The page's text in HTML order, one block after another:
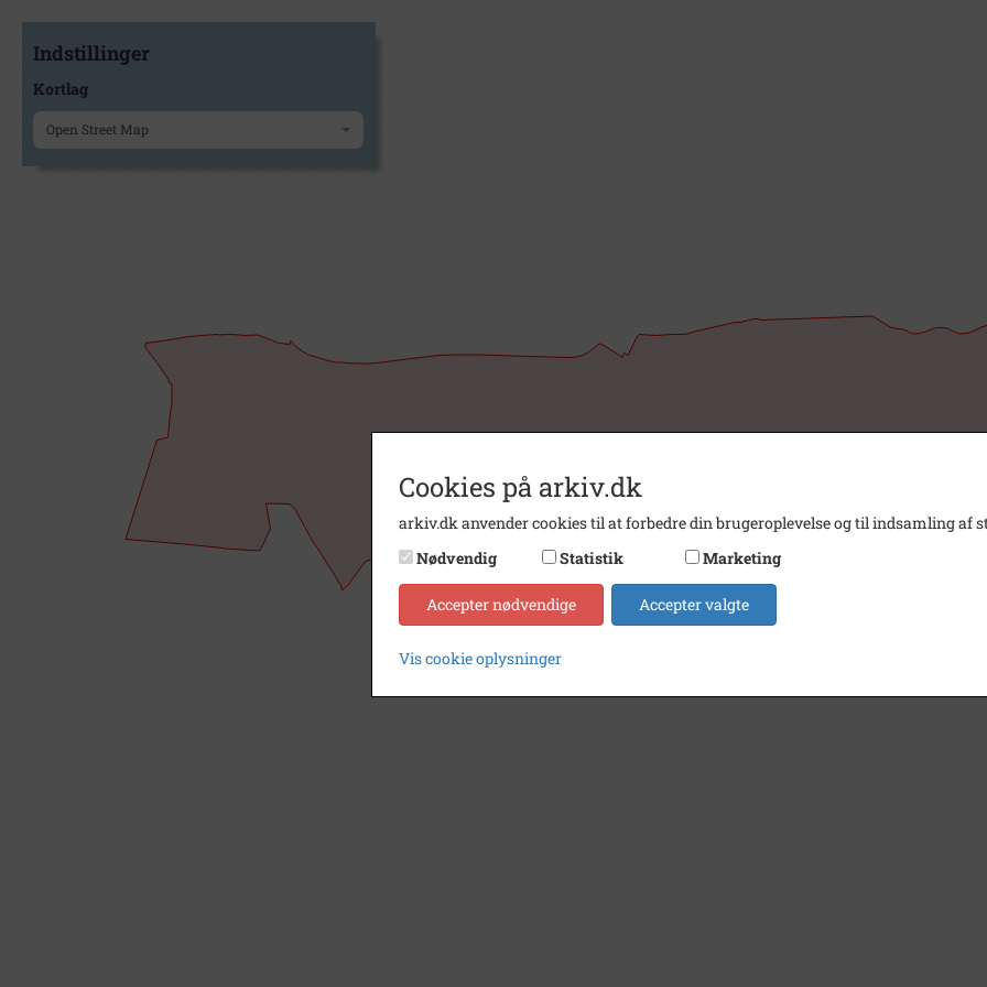
Indstillinger
Kortlag
Open Street Map
Cookies på arkiv.dk
arkiv.dk anvender cookies til at forbedre din brugeroplevelse og til indsamling af
Nødvendig
Statistik Marketing
Accepter nødvendige Accepter valgte
Vis cookie oplysninger